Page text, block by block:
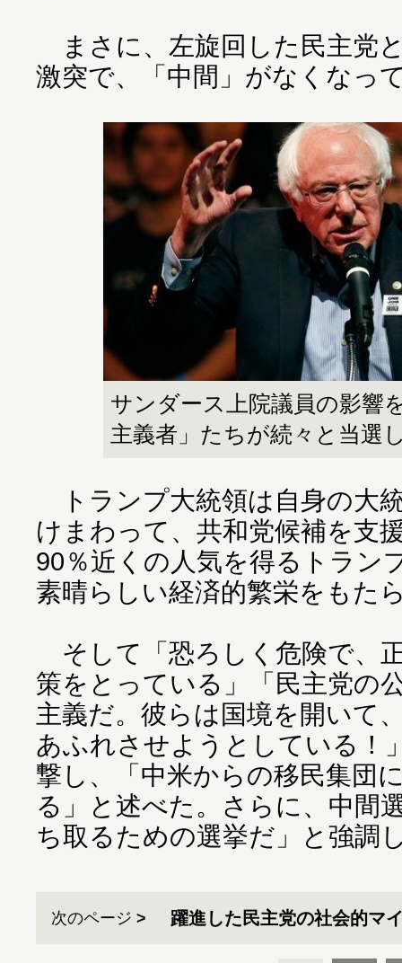
まさに、左旋回した民主党
激突で、「中間」がなくなっ
サンダース上院議員の影響
主義者」たちが続々と当選
トランプ大統領は自身の大
けまわって、共和党候補を支
90％近くの人気を得るトラン
素晴らしい経済的繁栄をもた
そして「恐ろしく危険で、
策をとっている」「民主党の
主義だ。彼らは国境を開いて
あふれさせようとしている！
撃し、「中米からの移民集団
る」と述べた。さらに、中間
ち取るための選挙だ」と強調
次のページ 躍進した民主党の社会的マ